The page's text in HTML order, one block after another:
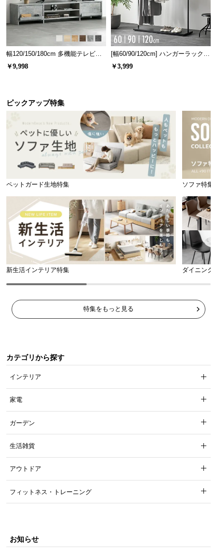
幅120/150/180cm 多機能テレビボ
ード 木目/石目調 オープン収納・
￥9,998
[幅60/90/120cm] ハンガーラック
スチール 4段階高さ調節 サイドフ
￥3,999
ピックアップ特集
ペットガード生地特集 ソファ特集
新生活インテリア特集 ダイニング
特集をもっと見る
カテゴリから探す
インテリア
家電
ガーデン
生活雑貨
アウトドア
フィットネス・トレーニング
お知らせ